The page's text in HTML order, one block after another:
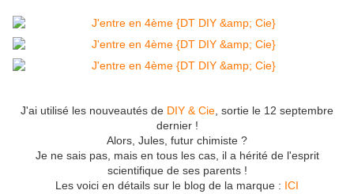
J'ai utilisé les nouveautés de DIY & Cie , sortie le 12 septembre
dernier !
Alors, Jules, futur chimiste ?
Je ne sais pas, mais en tous les cas, il a hérité de l'esprit
scientifique de ses parents !
Les voici en détails sur le blog de la marque : ICI